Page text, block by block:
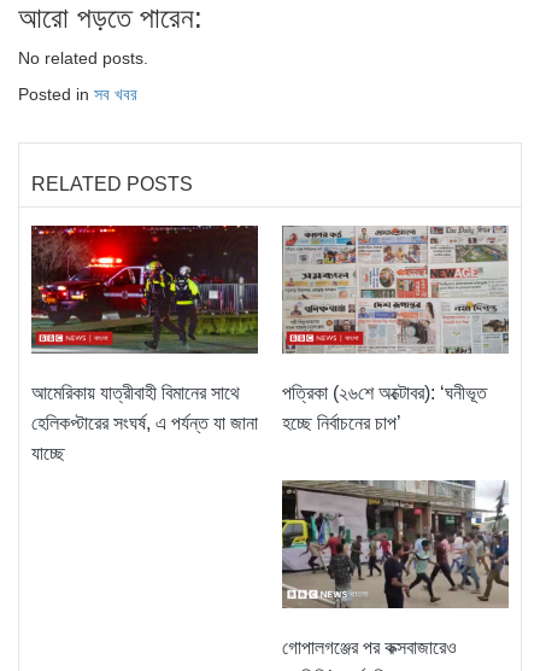
আরো পড়তে পারেন:
No related posts.
Posted in সব খবর
RELATED POSTS
আমেরিকায় যাত্রীবাহী বিমানের সাথে
হেলিকপ্টারের সংঘর্ষ, এ পর্যন্ত যা জানা
যাচ্ছে
পত্রিকা (২৬শে অক্টোবর): ‘ঘনীভূত
হচ্ছে নির্বাচনের চাপ’
গোপালগঞ্জের পর কক্সবাজারেও